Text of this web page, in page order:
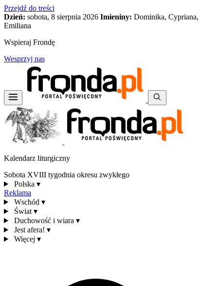
Przejdź do treści
Dzień: sobota, 8 sierpnia 2026 Imieniny: Dominika, Cypriana,
Emiliana
Wspieraj Frondę
Wesprzyj nas
Kalendarz liturgiczny
Sobota XVIII tygodnia okresu zwykłego
Polska ▾
Reklama
Wschód ▾
Świat ▾
Duchowość i wiara ▾
Jest afera! ▾
Więcej ▾